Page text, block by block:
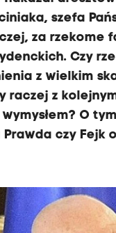
szefa
za rzekome
Czy
z wielkim
raczej z
O
Prawda czy Fejk